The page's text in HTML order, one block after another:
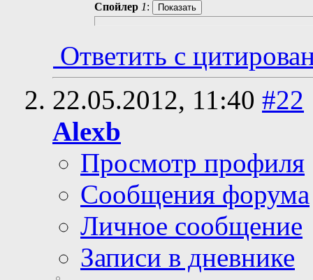
Спойлер 1:
Ответить с
22.05.2012, 11:40 #22
Alexb
Просмотр профиля
Сообщения форума
Личное сообщение
Записи в дневнике